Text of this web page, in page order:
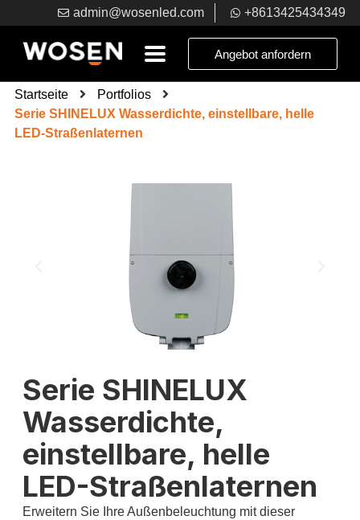
admin@wosenled.com +8613425434349
Angebot anfordern
Startseite
Portfolios
Serie SHINELUX Wasserdichte, einstellbare, helle
LED-Straßenlaternen
Serie SHINELUX
Wasserdichte,
einstellbare, helle
LED-Straßenlaternen
Erweitern Sie Ihre Außenbeleuchtung mit dieser